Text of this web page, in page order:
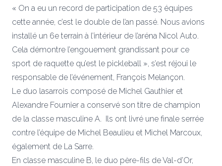
« On a eu un record de participation de 53 équipes
cette année, c’est le double de l’an passé. Nous avions
installé un 6e terrain à l’intérieur de l’aréna Nicol Auto.
Cela démontre l’engouement grandissant pour ce
sport de raquette qu’est le pickleball », s’est réjoui le
responsable de l’événement, François Melançon.
Le duo lasarrois composé de Michel Gauthier et
Alexandre Fournier a conservé son titre de champion
de la classe masculine A. Ils ont livré une finale serrée
contre l’équipe de Michel Beaulieu et Michel Marcoux,
également de La Sarre.
En classe masculine B, le duo père-fils de Val-d’Or,